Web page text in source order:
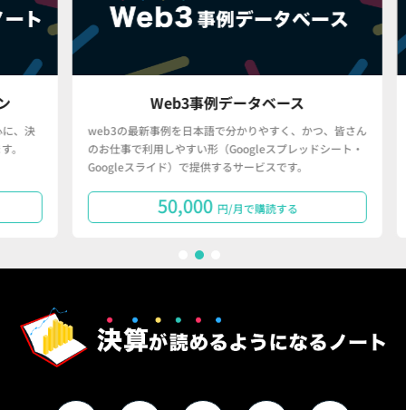
Web3事例データベース
web3の最新事例を日本語で分かりやすく、かつ、皆さん
のお仕事で利用しやすい形（Googleスプレッドシート・
Googleスライド）で提供するサービスです。
50,000 円/月で購読する